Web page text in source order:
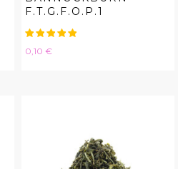
F.T.G.F.O.P.1
Hinta
0,10 €